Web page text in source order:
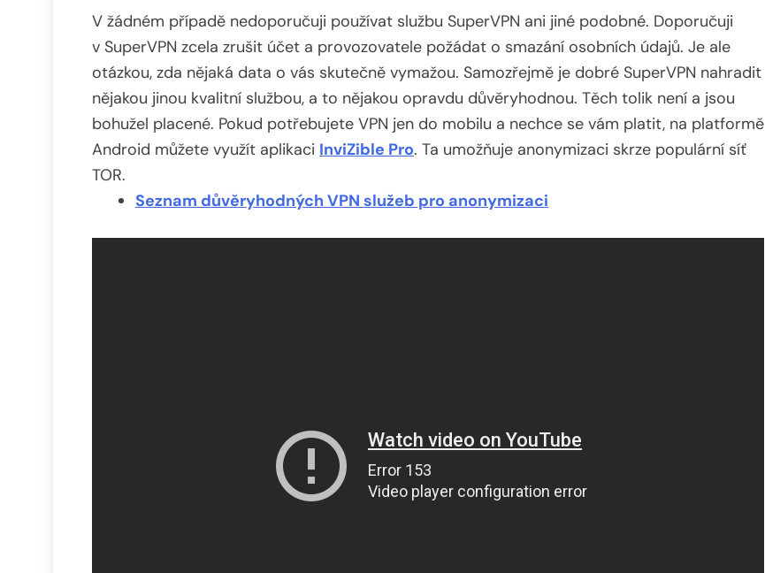
V žádném případě nedoporučuji používat službu SuperVPN ani jiné podobné. Doporučuji
v SuperVPN zcela zrušit účet a provozovatele požádat o smazání osobních údajů. Je ale
otázkou, zda nějaká data o vás skutečně vymažou. Samozřejmě je dobré SuperVPN nahradit
nějakou jinou kvalitní službou, a to nějakou opravdu důvěryhodnou. Těch tolik není a jsou
bohužel placené. Pokud potřebujete VPN jen do mobilu a nechce se vám platit, na platformě
Android můžete využít aplikaci InviZible Pro. Ta umožňuje anonymizaci skrze populární síť
TOR.
Seznam důvěryhodných VPN služeb pro anonymizaci